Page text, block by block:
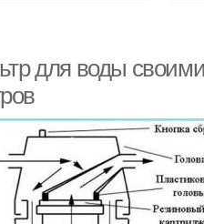
для воды